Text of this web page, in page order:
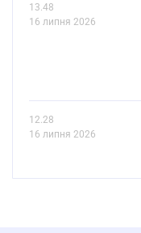
13.48
16 липня 2026
12.28
16 липня 2026